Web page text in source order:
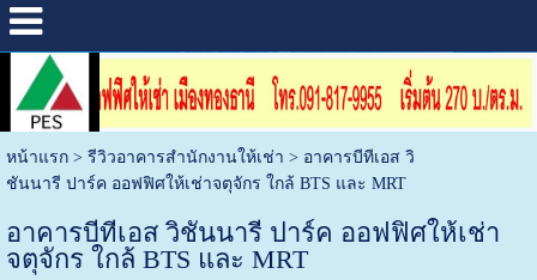
หน้าแรก> รีวิวอาคารสำนักงานให้เช่า > อาคารบีทีเอส วิ
ชันนารี ปาร์ค ออฟฟิศให้เช่าจตุจักร ใกล้ BTS และ MRT
อาคารบีทีเอส วิชันนารี ปาร์ค ออฟฟิศให้เช่า
จตุจักร ใกล้ BTS และ MRT